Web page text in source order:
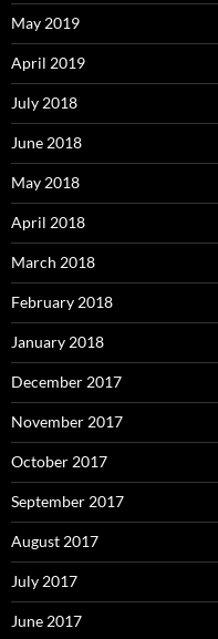
May 2019
April 2019
July 2018
June 2018
May 2018
April 2018
March 2018
February 2018
January 2018
December 2017
November 2017
October 2017
September 2017
August 2017
July 2017
June 2017